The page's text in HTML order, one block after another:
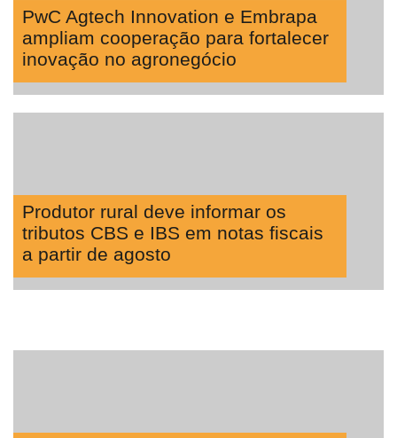
PwC Agtech Innovation e Embrapa
ampliam cooperação para fortalecer
inovação no agronegócio
Produtor rural deve informar os
tributos CBS e IBS em notas fiscais
a partir de agosto